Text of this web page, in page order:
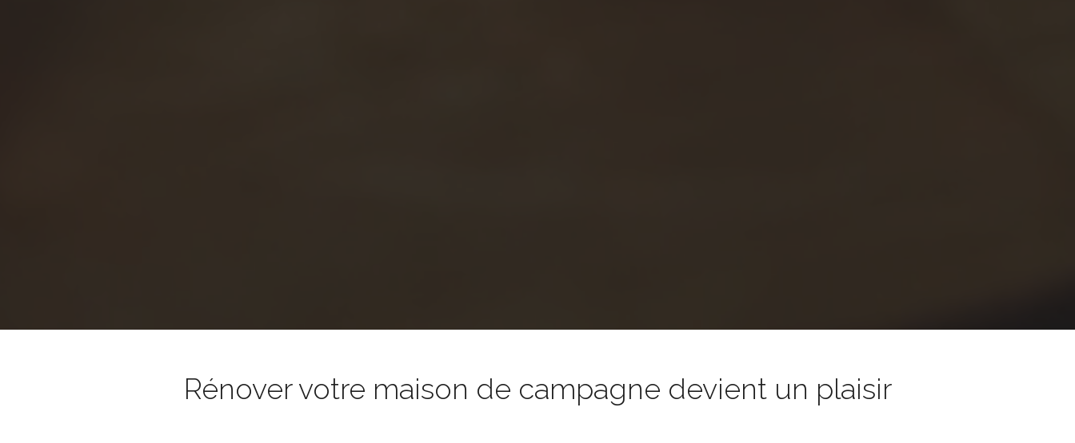
Rénover votre maison de campagne devient un plaisir